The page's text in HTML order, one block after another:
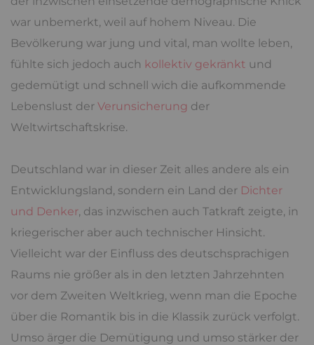
war unbemerkt, weil auf hohem Niveau. Die
Bevölkerung war jung und vital, man wollte leben,
fühlte sich jedoch auch kollektiv gekränkt und
gedemütigt und schnell wich die aufkommende
Lebenslust der Verunsicherung der
Weltwirtschaftskrise.
Deutschland war in dieser Zeit alles andere als ein
Entwicklungsland, sondern ein Land der Dichter
und Denker, das inzwischen auch Tatkraft zeigte, in
kriegerischer aber auch technischer Hinsicht.
Vielleicht war der Einfluss des deutschsprachigen
Raums nie größer als in den letzten Jahrzehnten
vor dem Zweiten Weltkrieg, wenn man die Epoche
über die Romantik bis in die Klassik zurück verfolgt.
Umso ärger die Demütigung und umso stärker der